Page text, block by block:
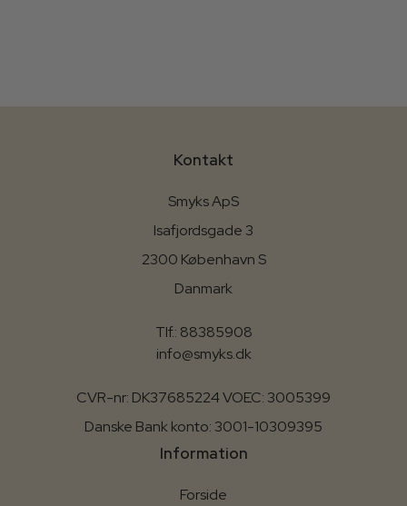
Kontakt
Smyks ApS
Isafjordsgade 3
2300 København S
Danmark
Tlf.: 88385908
info@smyks.dk
CVR-nr: DK37685224 VOEC: 3005399
Danske Bank konto: 3001-10309395
Information
Forside